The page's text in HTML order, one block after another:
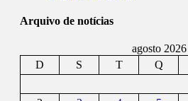
Arquivo de notícias
agosto 2026
D
S T Q